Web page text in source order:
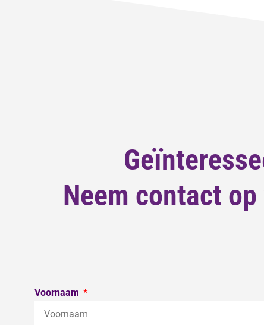
Neem contact
Voornaam